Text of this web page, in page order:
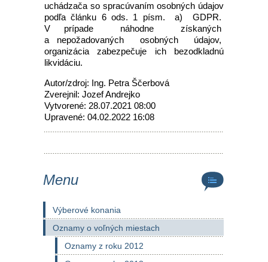
uchádzača so spracúvaním osobných údajov
podľa článku 6 ods. 1 písm. a) GDPR.
V prípade náhodne získaných
a nepožadovaných osobných údajov,
organizácia zabezpečuje ich bezodkladnú
likvidáciu.
Autor/zdroj: Ing. Petra Ščerbová
Zverejnil: Jozef Andrejko
Vytvorené: 28.07.2021 08:00
Upravené: 04.02.2022 16:08
Menu
Výberové konania
Oznamy o voľných miestach
Oznamy z roku 2012